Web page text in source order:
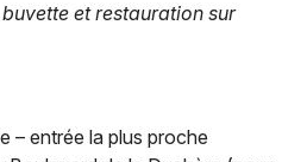
et restauration sur
– entrée la plus proche